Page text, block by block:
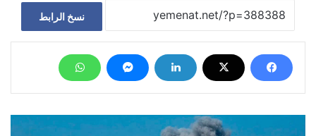
نسخ الرابط